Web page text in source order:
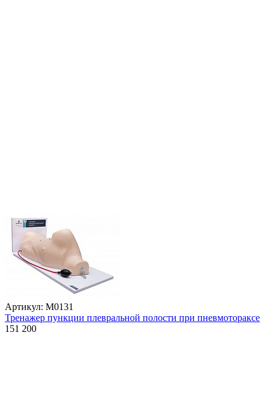
Артикул: М0131
Тренажер пункции плевральной полости при пневмотораксе
151 200